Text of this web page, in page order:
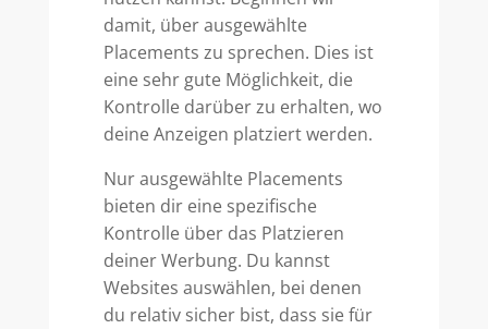
damit, über ausgewählte
Placements zu sprechen. Dies ist
eine sehr gute Möglichkeit, die
Kontrolle darüber zu erhalten, wo
deine Anzeigen platziert werden.
Nur ausgewählte Placements
bieten dir eine spezifische
Kontrolle über das Platzieren
deiner Werbung. Du kannst
Websites auswählen, bei denen
du relativ sicher bist, dass sie für